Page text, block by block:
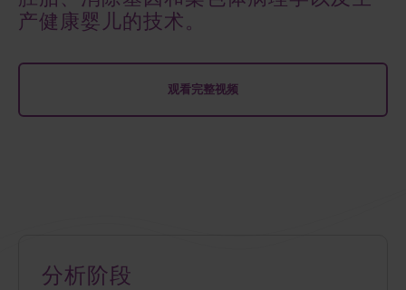
产健康婴儿的技术。
观看完整视频
分析阶段